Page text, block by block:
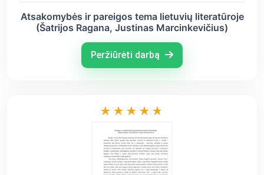
Atsakomybės ir pareigos tema lietuvių literatūroje
(Šatrijos Ragana, Justinas Marcinkevičius)
Peržiūrėti darbą